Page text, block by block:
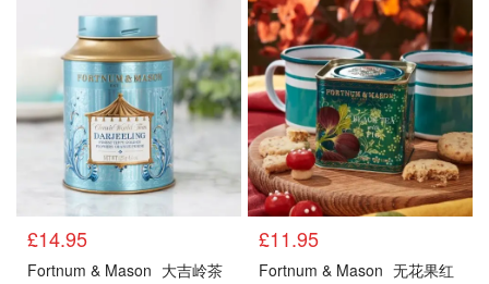
£14.95
Fortnum & Mason 大吉岭茶
£11.95
Fortnum & Mason 无花果红